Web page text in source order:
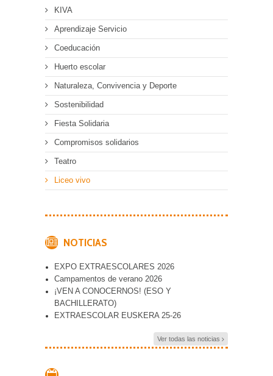
KIVA
Aprendizaje Servicio
Coeducación
Huerto escolar
Naturaleza, Convivencia y Deporte
Sostenibilidad
Fiesta Solidaria
Compromisos solidarios
Teatro
Liceo vivo
NOTICIAS
EXPO EXTRAESCOLARES 2026
Campamentos de verano 2026
¡VEN A CONOCERNOS! (ESO Y
BACHILLERATO)
EXTRAESCOLAR EUSKERA 25-26
Ver todas las noticias